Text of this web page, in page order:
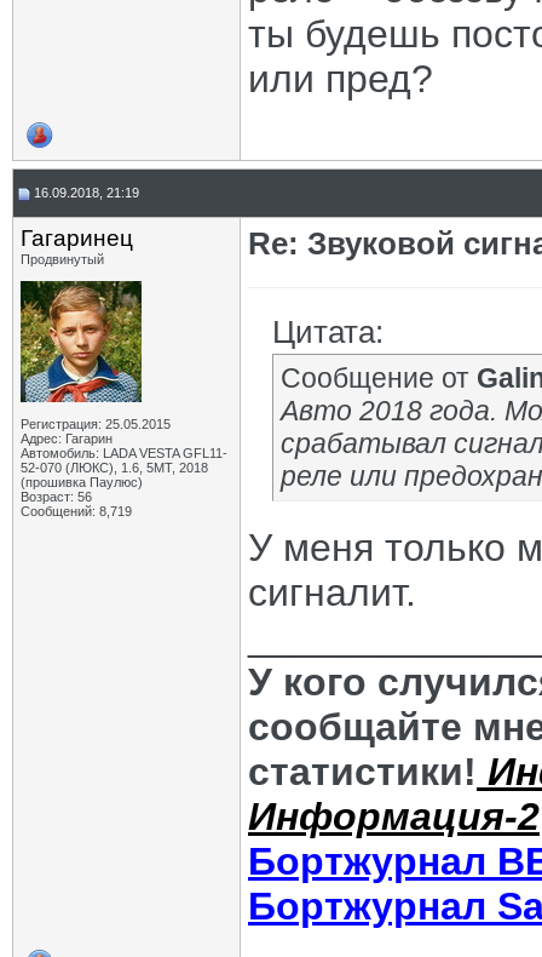
ты будешь
или пред?
16.09.2018, 21:19
Гагаринец
Продвинутый
Регистрация: 25.05.2015
Адрес: Гагарин
Автомобиль: LADA VESTA GFL11-
52-070 (ЛЮКС), 1.6, 5МТ, 2018
(прошивка Паулюс)
Возраст: 56
Сообщений: 8,719
Re: Звуковой
Цитата:
Сообщение от
Авто 2018 года.
срабатывал
реле или
У меня только
сигналит.
У кого
сообщайте
статистики!
Информация-2
Бортжурнал
Бортжурнал